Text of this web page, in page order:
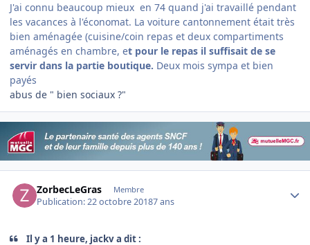
J'ai connu beaucoup mieux en 74 quand j'ai travaillé pendant
les vacances à l'économat. La voiture cantonnement était très
bien aménagée (cuisine/coin repas et deux compartiments
aménagés en chambre, et pour le repas il suffisait de se
servir dans la partie boutique. Deux mois sympa et bien
payés
abus de " bien sociaux ?"
ZorbecLeGras Membre
Publication:22 octobre 20187 ans
Il y a 1 heure, jackv a dit :